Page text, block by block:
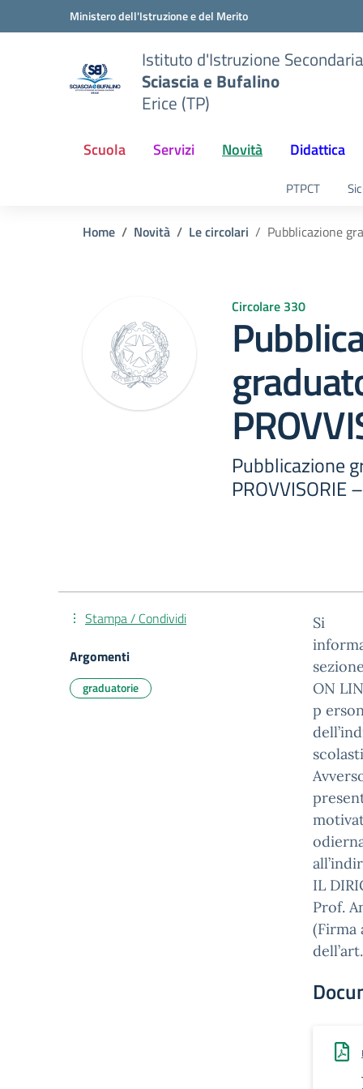
Vai ai contenuti
Vai al menu di navigazioneMinistero dell'Istruzione e del Merito
Istituto d'Istruzione
Sciascia e Bufalino
Erice (TP)
Scuola Servizi Novità Didattica
PTPCT
Home Novità Le circolari Pubblicazione
Circolare 330
Pubblicazione
PROVVISORIE
Si
ON
p
IL
Prof.
(Firma
Stampa / Condividi
Argomenti
graduatorie